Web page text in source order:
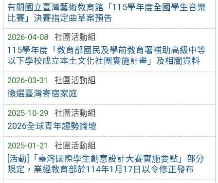
有關國立臺灣藝術教育館「115學年度全國學生音樂
比賽」決賽指定曲草案預告
2026-04-08
社團活動組
115學年度「教育部國民及學前教育署補助高級中等
以下學校成立本土文化社團實施計畫」及相關資料
2026-03-31
社團活動組
徵選臺灣寄宿家庭
2025-10-29
社團活動組
2026全球青年趨勢論壇
2025-01-21
社團活動組
[活動]「臺灣國際學生創意設計大賽實施要點」部分
規定，業經教育部於114年1月17日以令修正發布